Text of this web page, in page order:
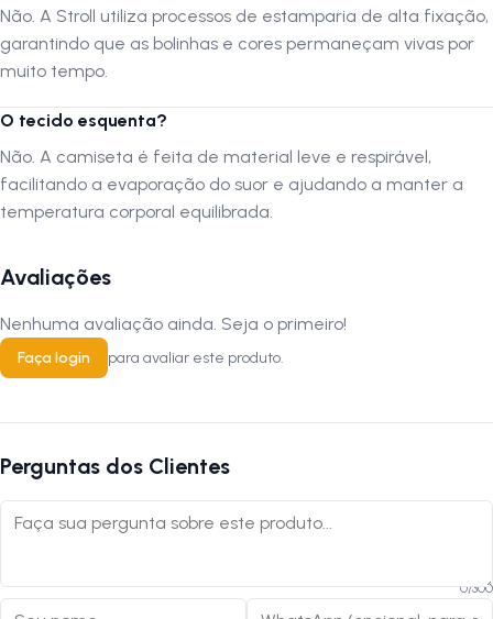
Não. A Stroll utiliza processos de estamparia de alta fixação,
garantindo que as bolinhas e cores permaneçam vivas por
muito tempo.
O tecido esquenta?
Não. A camiseta é feita de material leve e respirável,
facilitando a evaporação do suor e ajudando a manter a
temperatura corporal equilibrada.
Avaliações
Nenhuma avaliação ainda. Seja o primeiro!
Faça login para avaliar este produto.
Perguntas dos Clientes
0/300